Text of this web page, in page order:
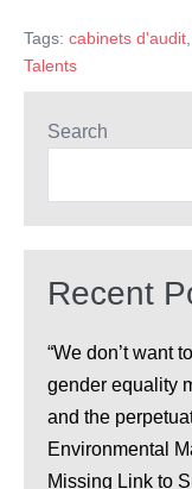
talents
Tags: cabinets d'audit,
Talents
Search
Recent
“We don’t want
gender equality
and the
Environmental
Missing Link to